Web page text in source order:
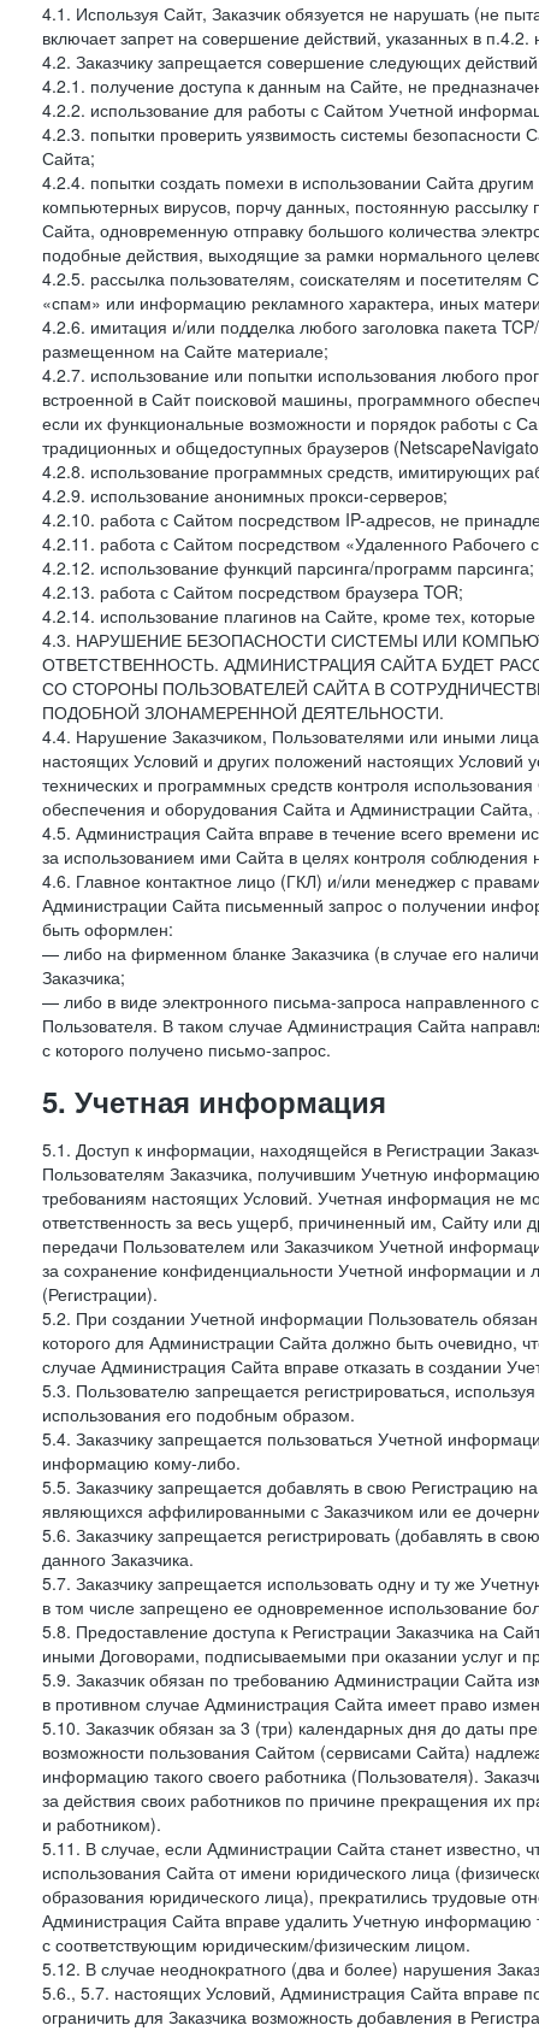
4.1. Используя Сайт, Заказчик обязуется не нарушать (не
включает запрет на совершение действий, указанных в
4.2. Заказчику запрещается совершение следующих
4.2.1. получение доступа к данным на Сайте, не
4.2.2. использование для работы с Сайтом Учетной
4.2.3. попытки проверить уязвимость системы
Сайта;
4.2.4. попытки создать помехи в использовании Сайта
компьютерных вирусов, порчу данных, постоянную
Сайта, одновременную отправку большого количества
подобные действия, выходящие за рамки нормального
4.2.5. рассылка пользователям, соискателям и
«спам» или информацию рекламного характера, иных
4.2.6. имитация и/или подделка любого заголовка пакета
размещенном на Сайте материале;
4.2.7. использование или попытки использования любого
встроенной в Сайт поисковой машины, программного
если их функциональные возможности и порядок работы с
традиционных и общедоступных браузеров
4.2.8. использование программных средств, имитирующих
4.2.9. использование анонимных прокси-серверов;
4.2.10. работа с Сайтом посредством IP-адресов, не
4.2.11. работа с Сайтом посредством «Удаленного Рабочего
4.2.12. использование функций парсинга/программ парсинга;
4.2.13. работа с Сайтом посредством браузера TOR;
4.2.14. использование плагинов на Сайте, кроме тех,
4.3. НАРУШЕНИЕ БЕЗОПАСНОСТИ СИСТЕМЫ ИЛИ
ОТВЕТСТВЕННОСТЬ. АДМИНИСТРАЦИЯ САЙТА БУДЕТ
СО СТОРОНЫ ПОЛЬЗОВАТЕЛЕЙ САЙТА В
ПОДОБНОЙ ЗЛОНАМЕРЕННОЙ ДЕЯТЕЛЬНОСТИ.
4.4. Нарушение Заказчиком, Пользователями или иными
настоящих Условий и других положений настоящих Условий
технических и программных средств контроля
обеспечения и оборудования Сайта и Администрации
4.5. Администрация Сайта вправе в течение всего времени
за использованием ими Сайта в целях контроля
4.6. Главное контактное лицо (ГКЛ) и/или менеджер с
Администрации Сайта письменный запрос о получении
быть оформлен:
— либо на фирменном бланке Заказчика (в случае его
Заказчика;
— либо в виде электронного письма-запроса направленного
Пользователя. В таком случае Администрация Сайта
с которого получено письмо-запрос.
5. Учетная информация
5.1. Доступ к информации, находящейся в Регистрации
Пользователям Заказчика, получившим Учетную
требованиям настоящих Условий. Учетная информация не
ответственность за весь ущерб, причиненный им, Сайту
передачи Пользователем или Заказчиком Учетной
за сохранение конфиденциальности Учетной информации
(Регистрации).
5.2. При создании Учетной информации Пользователь
которого для Администрации Сайта должно быть очевидно,
случае Администрация Сайта вправе отказать в создании
5.3. Пользователю запрещается регистрироваться,
использования его подобным образом.
5.4. Заказчику запрещается пользоваться Учетной
информацию кому-либо.
5.5. Заказчику запрещается добавлять в свою Регистрацию
являющихся аффилированными с Заказчиком или ее
5.6. Заказчику запрещается регистрировать (добавлять в
данного Заказчика.
5.7. Заказчику запрещается использовать одну и ту же
в том числе запрещено ее одновременное использование
5.8. Предоставление доступа к Регистрации Заказчика на
иными Договорами, подписываемыми при оказании услуг и
5.9. Заказчик обязан по требованию Администрации Сайта
в противном случае Администрация Сайта имеет право
5.10. Заказчик обязан за 3 (три) календарных дня до даты
возможности пользования Сайтом (сервисами Сайта)
информацию такого своего работника (Пользователя).
за действия своих работников по причине прекращения их
и работником).
5.11. В случае, если Администрации Сайта станет
использования Сайта от имени юридического лица
образования юридического лица), прекратились трудовые
Администрация Сайта вправе удалить Учетную информацию
с соответствующим юридическим/физическим лицом.
5.12. В случае неоднократного (два и более) нарушения
5.6., 5.7. настоящих Условий, Администрация Сайта вправе
ограничить для Заказчика возможность добавления в